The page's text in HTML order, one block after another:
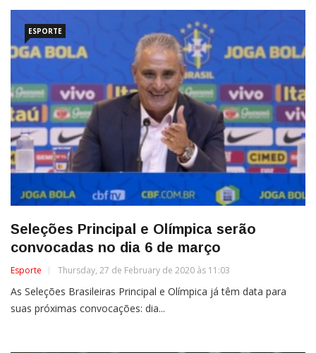
ESPORTE
Seleções Principal e Olímpica serão
convocadas no dia 6 de março
Esporte Thursday, 27 de February de 2020 às 11:03
As Seleções Brasileiras Principal e Olímpica já têm data para
suas próximas convocações: dia...